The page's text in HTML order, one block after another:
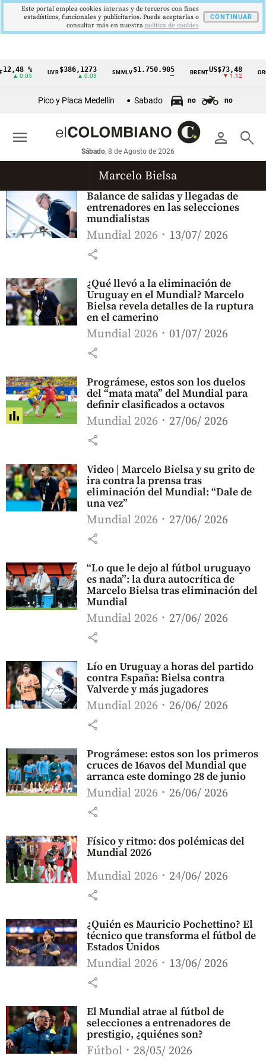
Cintillo
económicos
Colombia
%
▲ 0.05
UVR$386,1273
▲ 0.03
SMMLV $1.750.905 BRENTUS$73,48
▼ 1.12
ORO
Pico y Placa Medellín Sabado no no
person search
Sábado, 8 de Agosto de 2026
menu
Marcelo Bielsa
Balance de salidas y llegadas de
entrenadores en las selecciones
mundialistas
Mundial 2026 13/07/ 2026
share
¿Qué llevó a la eliminación de
Uruguay en el Mundial? Marcelo
Bielsa revela detalles de la ruptura
en el camerino
Mundial 2026 01/07/ 2026
share
Prográmese, estos son los duelos
del “mata mata” del Mundial para
definir clasificados a octavos
Mundial 2026 27/06/ 2026
share
Video | Marcelo Bielsa y su grito de
ira contra la prensa tras
eliminación del Mundial: “Dale de
una vez”
Mundial 2026 27/06/ 2026
share
“Lo que le dejo al fútbol uruguayo
es nada”: la dura autocrítica de
Marcelo Bielsa tras eliminación del
Mundial
Mundial 2026 27/06/ 2026
share
Lío en Uruguay a horas del partido
contra España: Bielsa contra
Valverde y más jugadores
Mundial 2026 26/06/ 2026
share
Prográmese: estos son los primeros
cruces de 16avos del Mundial que
arranca este domingo 28 de junio
Mundial 2026 26/06/ 2026
share
Físico y ritmo: dos polémicas del
Mundial 2026
Mundial 2026 24/06/ 2026
share
¿Quién es Mauricio Pochettino? El
técnico que transforma el fútbol de
Estados Unidos
Mundial 2026 13/06/ 2026
share
El Mundial atrae al fútbol de
selecciones a entrenadores de
prestigio, ¿quiénes son?
Fútbol 28/05/ 2026
Este portal emplea cookies internas y de terceros con fines
estadísticos, funcionales y publicitarios. Puede aceptarlas o
consultar más en nuestra politica de cookies
CONTINUAR